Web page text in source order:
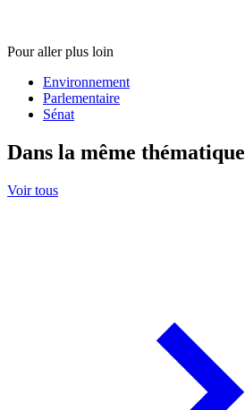
Pour aller plus loin
Environnement
Parlementaire
Sénat
Dans la même thématique
Voir tous